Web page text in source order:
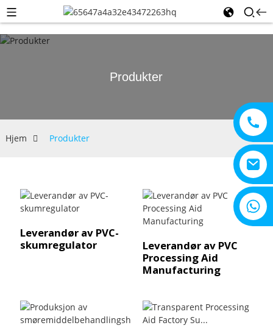
+8615805330828
Produkter
Hjem Produkter
Leverandør av PVC-
skumregulator
Leverandør av PVC
Processing Aid
Manufacturing